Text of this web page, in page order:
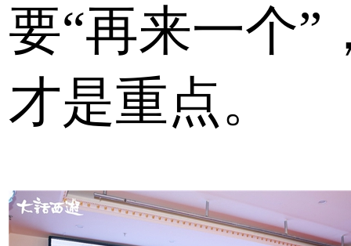
要“再来一个”
才是重点。